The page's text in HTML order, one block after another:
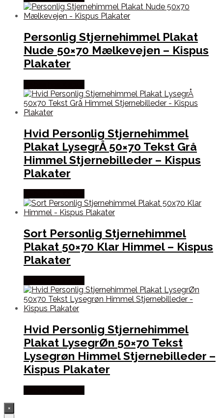
Personlig Stjernehimmel Plakat
Nude 50×70 Mælkevejen – Kispus
Plakater
Hvid Personlig Stjernehimmel
Plakat LysegrÅ 50×70 Tekst Grå
Himmel Stjernebilleder – Kispus
Plakater
Sort Personlig Stjernehimmel
Plakat 50×70 Klar Himmel – Kispus
Plakater
Hvid Personlig Stjernehimmel
Plakat LysegrØn 50×70 Tekst
Lysegrøn Himmel Stjernebilleder –
Kispus Plakater
×